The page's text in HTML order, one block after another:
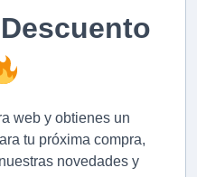
web y obtienes un
tu próxima compra,
novedades y